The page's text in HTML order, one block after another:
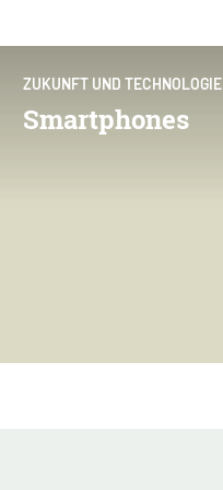
ZUKUNFT UND TECHNOLOGIE
Smartphones